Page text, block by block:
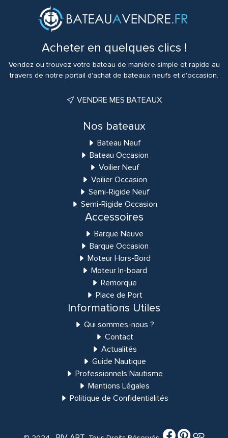
Acheter en quelques clics !
Vendez ou trouvez votre bateau de manière simple et rapide au
travers de notre portail d'achat de bateaux neufs et d'occasion.
VENDRE MES BATEAUX
Nos bateaux
Bateau Neuf
Bateau Occasion
Voilier Neuf
Voilier Occasion
Semi-Rigide Neuf
Semi-Rigide Occasion
Accessoires
Barque Neuve
Barque Occasion
Moteur Hors-Bord
Moteur In-board
Remorque
Place de Port
Informations Utiles
Qui sommes-nous ?
Contact
Actualités
Guide Nautique
Professionnels Nautisme
Mentions Légales
Politique de Confidentialités